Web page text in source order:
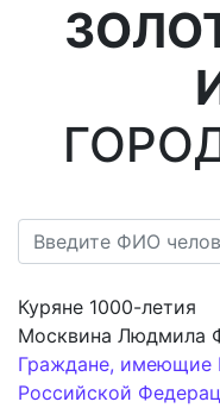
Куряне 1000-летия
Москвина Людмила
Граждане, имеющие
Российской